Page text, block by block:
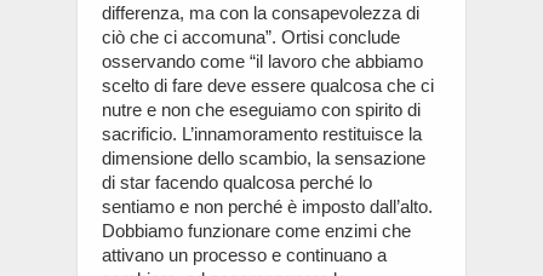
differenza, ma con la consapevolezza di
ciò che ci accomuna”. Ortisi conclude
osservando come “il lavoro che abbiamo
scelto di fare deve essere qualcosa che ci
nutre e non che eseguiamo con spirito di
sacrificio. L’innamoramento restituisce la
dimensione dello scambio, la sensazione
di star facendo qualcosa perché lo
sentiamo e non perché è imposto dall’alto.
Dobbiamo funzionare come enzimi che
attivano un processo e continuano a